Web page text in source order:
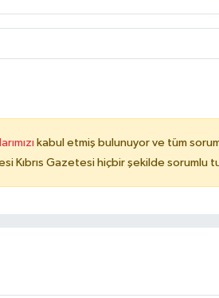
kabul etmiş bulunuyor ve tüm
Kıbrıs Gazetesi hiçbir şekilde sorumlu